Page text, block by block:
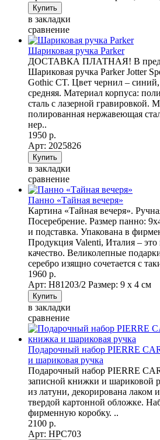
в закладки
сравнение
Шариковая ручка Parker
ДОСТАВКА ПЛАТНАЯ! В
Шариковая ручка Parker Jotter
Gothic CT. Цвет чернил –
средняя. Материал корпуса:
сталь с лазерной гравировкой.
полированная нержавеющая
нер..
1950 р.
Арт: 2025826
в закладки
сравнение
Панно «Тайная вечеря»
Картина «Тайная вечеря».
Посеребрение. Размер панно:
и подставка. Упакована в
Продукция Valenti, Италия – это
качество. Великолепные
серебро изящно сочетается с
1960 р.
Арт: Н81203/2 Размер: 9 х 4 см
в закладки
сравнение
Подарочный набор PIERRE
и шариковая ручка
Подарочный набор PIERRE
записной книжки и шариковой
из латуни, декорирована лаком
твердой картонной обложке.
фирменную коробку. ..
2100 р.
Арт: НPC703